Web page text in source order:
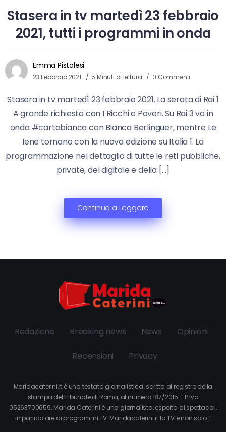
Stasera in tv martedì 23 febbraio
2021, tutti i programmi in onda
Emma Pistolesi
23 Febbraio 2021 5 Minuti di lettura 0 Commenti
Stasera in tv martedì 23 febbraio 2021. La serata di Rai 1
A grande richiesta con I Ricchi e Poveri. Su Rai 3 va in
onda #cartabianca con Bianca Berlinguer, mentre Le
Iene tornano con la nuova edizione su Italia 1. La
programmazione nel dettaglio di tutte le reti pubbliche,
private, del digitale e della […]
Continua a Leggere
Redazione Breaking news News Opinioni
Recensioni Privacy
Maridacaterini.it è una testata giornalistica iscritta al registro della
stampa del tribunale di Roma, al numero 187/2015 – P.Iva
05263700659. Marida Caterini è una giornalista, esperta di spettacoli,
in particolare di programmi TV. Maridacaterini.it la TV e non solo…’